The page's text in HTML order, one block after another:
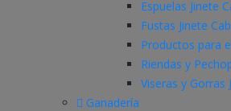
Espuelas Jinete
Fustas Jinete
Productos para
Riendas y
Viseras y Gorras
Ganadería